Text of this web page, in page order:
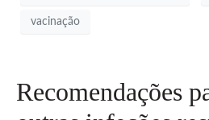
vacinação
Recomendações